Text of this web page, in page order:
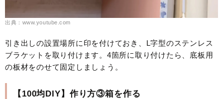
出典：www.youtube.com
引き出しの設置場所に印を付けておき、L字型のステンレス
ブラケットを取り付けます。4箇所に取り付けたら、底板用
の板材をのせて固定しましょう。
【100均DIY】作り方③箱を作る